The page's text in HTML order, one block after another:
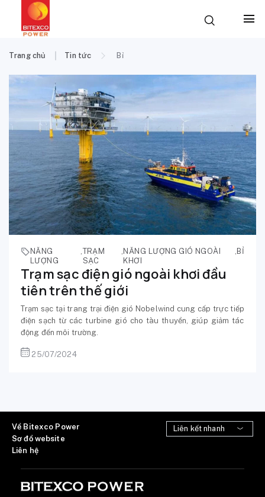
Trang chủ Tin tức Bỉ
NĂNG
LƯỢNG
,TRẠM
SẠC
, NĂNG LƯỢNG GIÓ NGOÀI
KHƠI
, BỈ
Trạm sạc điện gió ngoài khơi đầu
tiên trên thế giới
Trạm sạc tại trang trại điện gió Nobelwind cung cấp trực tiếp
điện sạch từ các turbine gió cho tàu thuyền, giúp giảm tác
động đến môi trường.
25/07/2024
Về Bitexco Power
Sơ đồ website
Liên hệ